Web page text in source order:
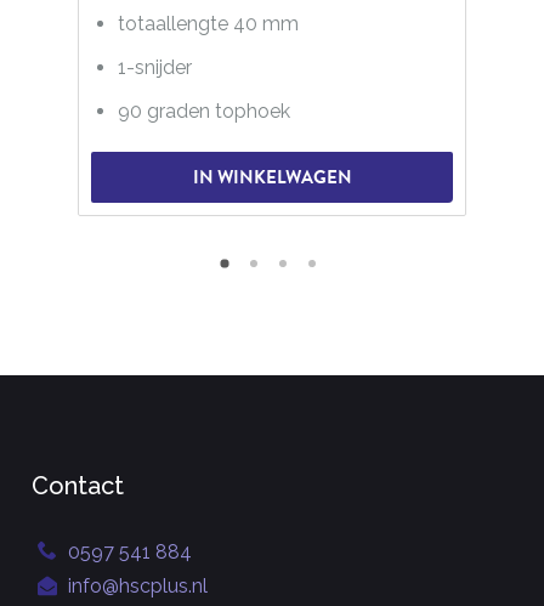
totaallengte 40 mm
1-snijder
90 graden tophoek
IN WINKELWAGEN
Contact
0597 541 884
info@hscplus.nl